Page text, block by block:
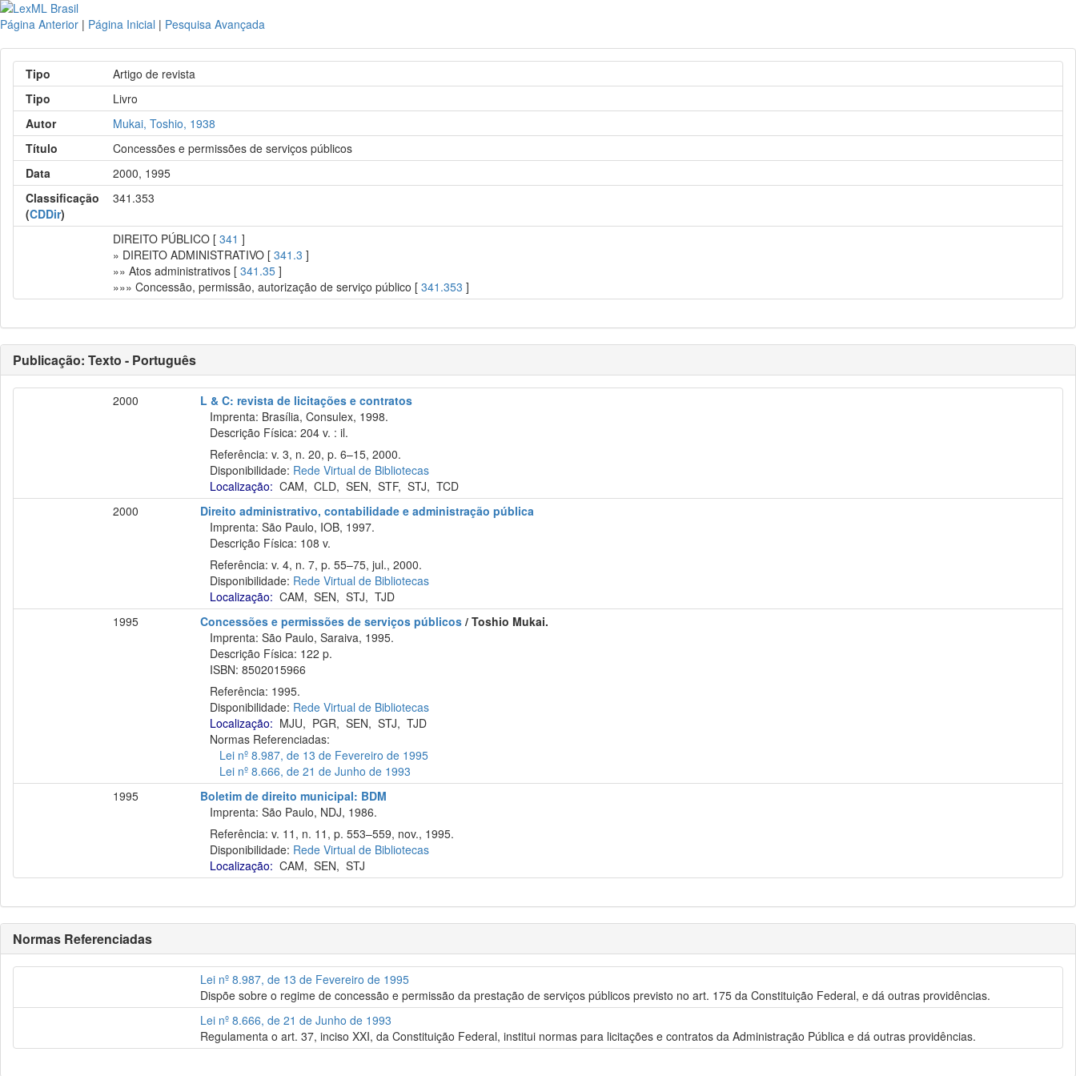
Página Anterior | Página Inicial | Pesquisa Avançada
Tipo
Artigo de revista
Tipo
Livro
Autor
Mukai, Toshio, 1938
Título
Concessões e permissões de serviços públicos
Data
2000, 1995
Classificação
(CDDir)
341.353
DIREITO PÚBLICO [341 ]
» DIREITO ADMINISTRATIVO [341.3 ]
»» Atos administrativos [341.35 ]
»»» Concessão, permissão, autorização de serviço público [341.353 ]
Publicação: Texto - Português
2000
L & C: revista de licitações e contratos
Imprenta: Brasília, Consulex, 1998.
Descrição Física: 204 v. : il.
Referência: v. 3, n. 20, p. 6–15, 2000.
Disponibilidade: Rede Virtual de Bibliotecas
Localização: CAM,CLD,SEN,STF,STJ,TCD
2000
Direito administrativo, contabilidade e administração pública
Imprenta: São Paulo, IOB, 1997.
Descrição Física: 108 v.
Referência: v. 4, n. 7, p. 55–75, jul., 2000.
Disponibilidade: Rede Virtual de Bibliotecas
Localização: CAM,SEN,STJ,TJD
1995
Concessões e permissões de serviços públicos / Toshio Mukai.
Imprenta: São Paulo, Saraiva, 1995.
Descrição Física: 122 p.
ISBN: 8502015966
Referência: 1995.
Disponibilidade: Rede Virtual de Bibliotecas
Localização: MJU, PGR,SEN,STJ,TJD
Normas Referenciadas:
Lei nº 8.987, de 13 de Fevereiro de 1995
Lei nº 8.666, de 21 de Junho de 1993
1995
Boletim de direito municipal: BDM
Imprenta: São Paulo, NDJ, 1986.
Referência: v. 11, n. 11, p. 553–559, nov., 1995.
Disponibilidade: Rede Virtual de Bibliotecas
Localização: CAM,SEN,STJ
Normas Referenciadas
Lei nº 8.987, de 13 de Fevereiro de 1995
Dispõe sobre o regime de concessão e permissão da prestação de serviços públicos previsto no art. 175 da Constituição Federal, e dá outras providências.
Lei nº 8.666, de 21 de Junho de 1993
Regulamenta o art. 37, inciso XXI, da Constituição Federal, institui normas para licitações e contratos da Administração Pública e dá outras providências.